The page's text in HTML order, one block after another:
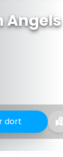
Angels
dort